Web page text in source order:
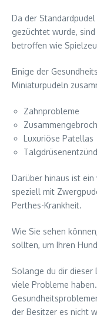
Da der
gezüchtet wurde,
betroffen wie
Einige der
Miniaturpudeln
Zahnprobleme
Luxuriöse Patellas
Darüber hinaus ist
speziell mit
Perthes-Krankheit.
Wie Sie sehen
sollten, um Ihren
Solange du dir dieser
viele Probleme
der Besitzer es nicht